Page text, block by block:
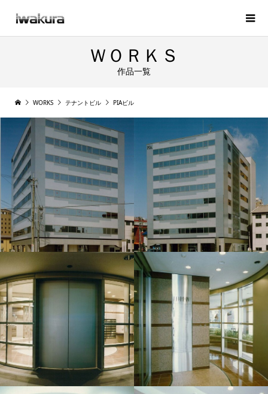
ＷＯＲＫＳ
作品一覧
WORKS テナントビル PIAビル